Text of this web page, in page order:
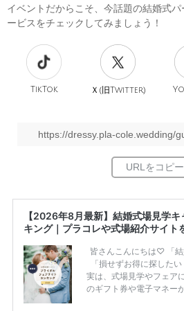
イベントだからこそ、今話題の結婚式
ービスをチェックしてみましょう！
TikTok Ｘ(旧Twitter)
https://dressy.pla-cole.wedding/
【2026年8月最新】結婚式場見学
キング｜プラコレや式場紹介サイト
皆さんこんにちは♡ 「結
「損せずお得に探した
実は、式場見学やフェア
のギフト券や電子マネー